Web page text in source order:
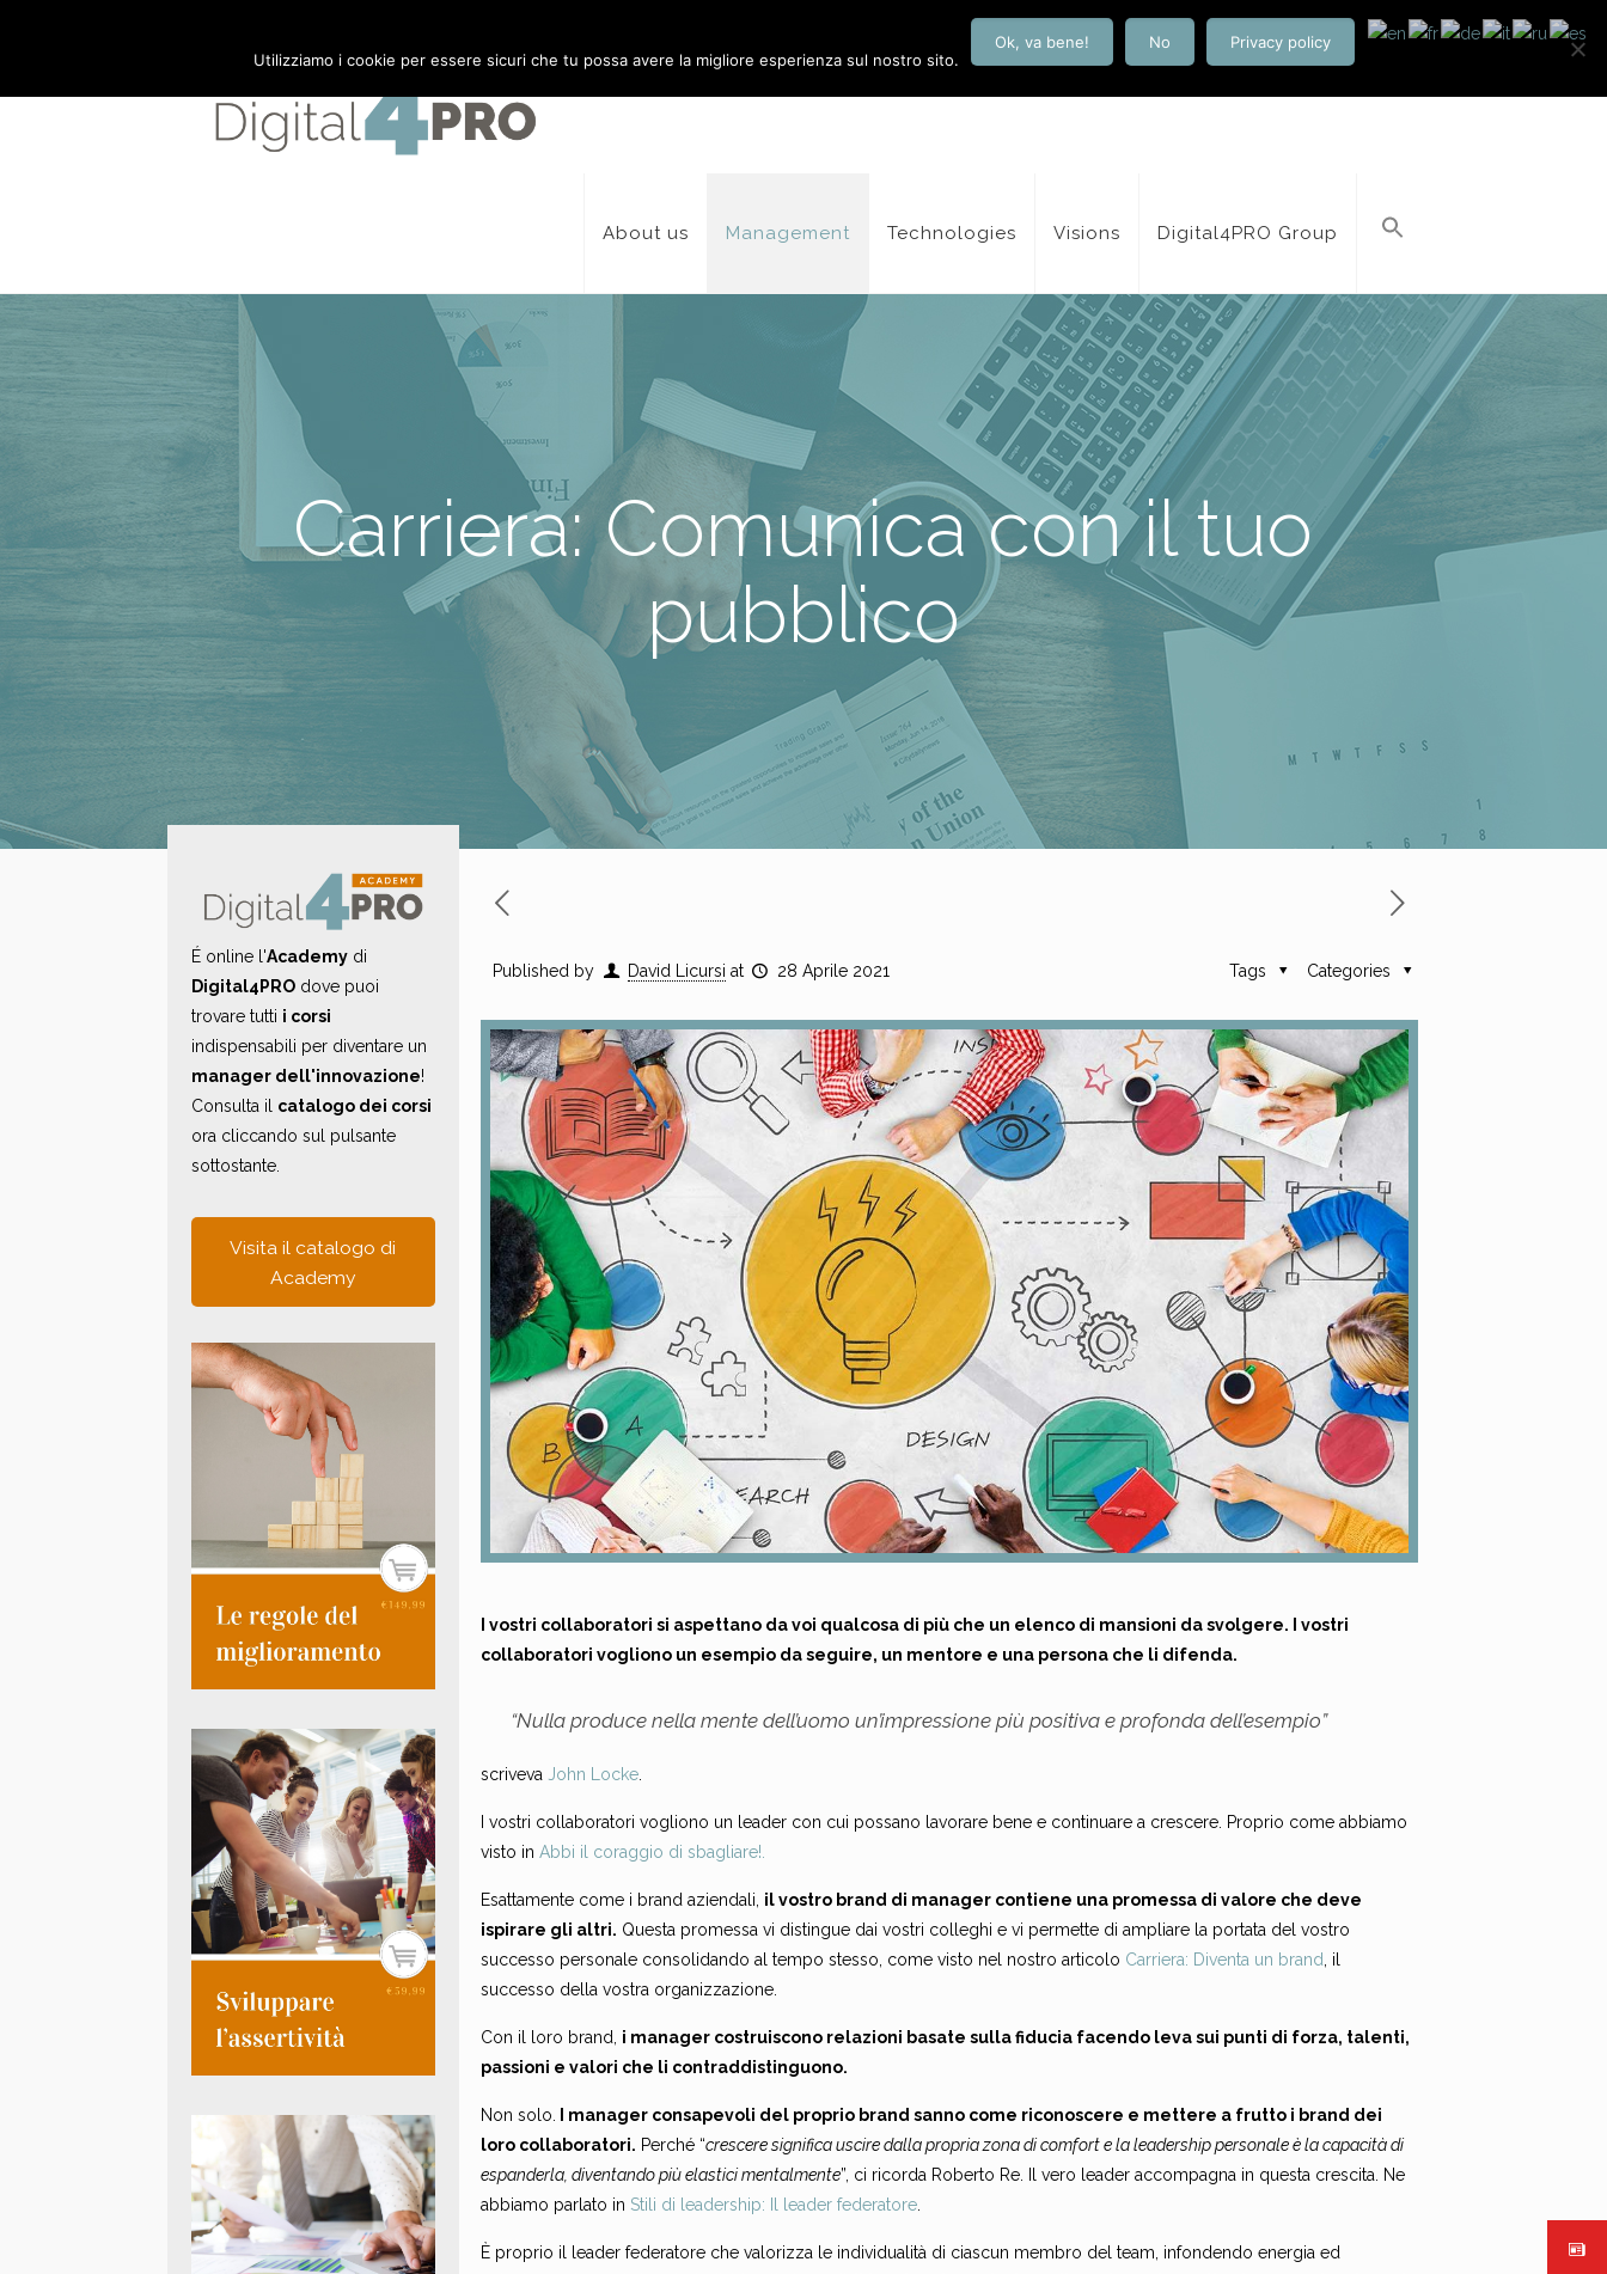
About us Management Technologies Visions Digital4PRO Group
Carriera: Comunica con il tuo
pubblico
Published by David Licursi at 28 Aprile 2021 Categories
Tags
I vostri collaboratori si aspettano da voi qualcosa di più che un elenco di mansioni da svolgere. I vostri
collaboratori vogliono un esempio da seguire, un mentore e una persona che li difenda.
“Nulla produce nella mente dell’uomo un’impressione più positiva e profonda dell’esempio”
scriveva John Locke
I vostri collaboratori vogliono un leader con cui possano lavorare bene e continuare a crescere. Proprio come abbiamo
visto inAbbi il coraggio di sbagliare!.
Esattamente come i brand aziendali, il vostro brand di manager contiene una promessa di valore che deve
ispirare gli altri. Questa promessa vi distingue dai vostri colleghi e vi permette di ampliare la portata del vostro
successo personale consolidando al tempo stesso, come visto nel nostro articolo Carriera: Diventa un brand
, il
successo della vostra organizzazione.
Con il loro brand, i manager costruiscono relazioni basate sulla fiducia facendo leva sui punti di forza, talenti,
passioni e valori che li contraddistinguono.
Non solo.
I manager consapevoli del proprio brand sanno come riconoscere e mettere a frutto i brand dei
loro collaboratori. Perché “crescere significa uscire dalla propria zona di comfort e la leadership personale è la capacità di
espanderla, diventando più elastici mentalmente”, ci ricorda Roberto Re. Il vero leader accompagna in questa crescita. Ne
abbiamo parlato in Stili di leadership: Il leader federatore
È proprio il leader federatore che valorizza le individualità di ciascun membro del team, infondendo energia ed
É online l'Academydi
Digital4PROdove puoi
trovare tutti i corsi
indispensabili per diventare un
manager dell'innovazione!
Consulta il catalogo dei corsi
ora cliccando sul pulsante
sottostante.
Visita il catalogo di
Academy
Utilizziamo i cookie per essere sicuri che tu possa avere la migliore esperienza sul nostro sito.
Ok, va bene! No Privacy policy